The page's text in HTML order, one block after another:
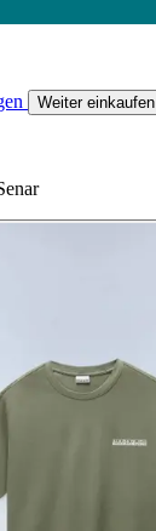
Weiter einkaufen